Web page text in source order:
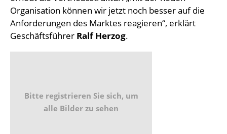
Organisation können wir jetzt noch besser auf die
Anforderungen des Marktes reagieren“, erklärt
Geschäftsführer Ralf Herzog.
Bitte registrieren Sie sich, um
alle Bilder zu sehen